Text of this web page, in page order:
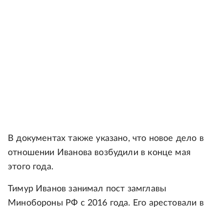
В документах также указано, что новое дело в
отношении Иванова возбудили в конце мая
этого года.
Тимур Иванов занимал пост замглавы
Минобороны РФ с 2016 года. Его арестовали в